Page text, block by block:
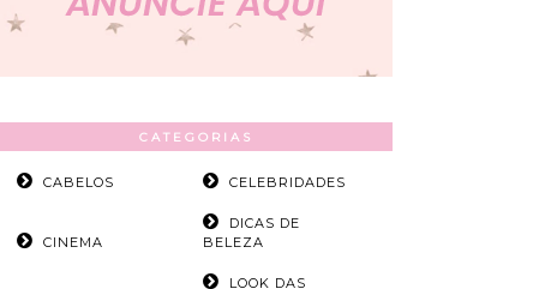
CATEGORIAS
CABELOS CELEBRIDADES
CINEMA
DICAS DE
BELEZA
LOOK DAS